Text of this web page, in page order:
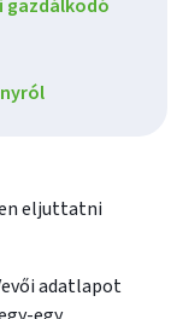
gazdálkodó
eljuttatni
adatlapot